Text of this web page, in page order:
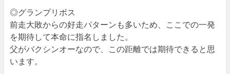
◎グランプリボス
前走大敗からの好走パターンも多いため、ここでの一発
を期待して本命に指名しました。
父がバクシンオーなので、この距離では期待できると思
います。